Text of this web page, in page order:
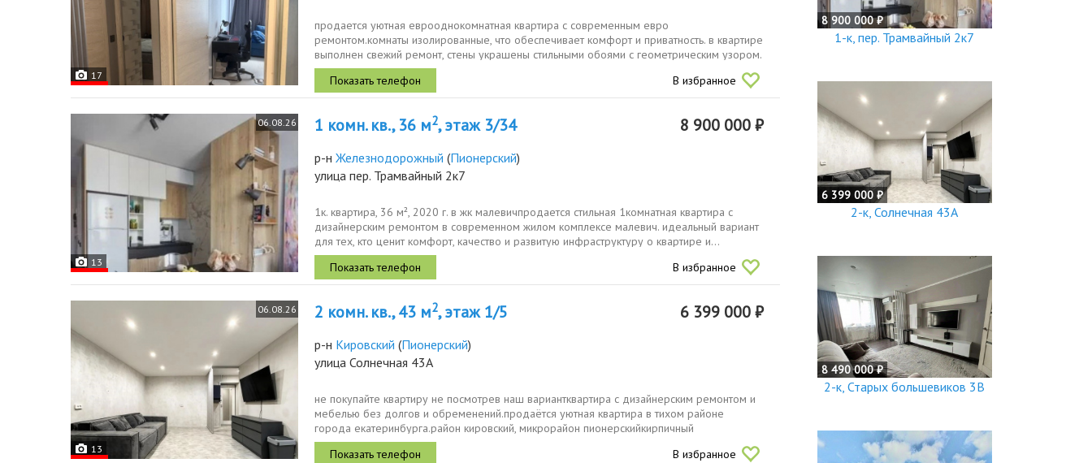
17
продается уютная еврооднокомнатная квартира с современным евро
ремонтом.комнаты изолированные, что обеспечивает комфорт и приватность. в квартире
выполнен свежий ремонт, стены украшены стильными обоями с геометрическим узором.
кухнягостинная...
В избранное
06.08.26
13
1 комн. кв., 36 м2, этаж 3/34 8 900 000 ₽
р-н Железнодорожный (Пионерский)
улица пер. Трамвайный 2к7
1к. квартира, 36 м², 2020 г. в жк малевичпродается стильная 1комнатная квартира с
дизайнерским ремонтом в современном жилом комплексе малевич. идеальный вариант
для тех, кто ценит комфорт, качество и развитую инфраструктуру о квартире и...
В избранное
06.08.26
13
2 комн. кв., 43 м2, этаж 1/5 6 399 000 ₽
р-н Кировский (Пионерский)
улица Солнечная 43А
не покупайте квартиру не посмотрев наш вариантквартира с дизайнерским ремонтом и
мебелью без долгов и обременений.продаётся уютная квартира в тихом районе
города екатеринбурга.район кировский, микрорайон пионерскийкирпичный
дом.инфраструктура...
В избранное
8 900 000 ₽
1-к, пер. Трамвайный 2к7
6 399 000 ₽
2-к, Солнечная 43А
8 490 000 ₽
2-к, Старых большевиков 3В